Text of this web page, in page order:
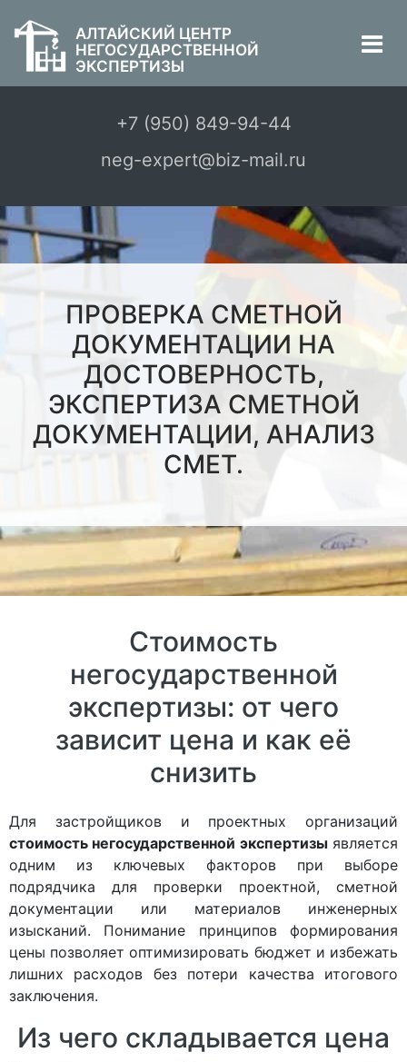
АЛТАЙСКИЙ ЦЕНТР
НЕГОСУДАРСТВЕННОЙ
ЭКСПЕРТИЗЫ
+7 (950) 849-94-44
neg-expert@biz-mail.ru
ПРОВЕРКА СМЕТНОЙ
ДОКУМЕНТАЦИИ НА
ДОСТОВЕРНОСТЬ,
ЭКСПЕРТИЗА СМЕТНОЙ
ДОКУМЕНТАЦИИ, АНАЛИЗ
СМЕТ.
Стоимость
негосударственной
экспертизы: от чего
зависит цена и как её
снизить
Для застройщиков и проектных организаций
стоимость негосударственной экспертизыявляется
одним из ключевых факторов при выборе
подрядчика для проверки проектной, сметной
документации или материалов инженерных
изысканий. Понимание принципов формирования
цены позволяет оптимизировать бюджет и избежать
лишних расходов без потери качества итогового
заключения.
Из чего складывается цена